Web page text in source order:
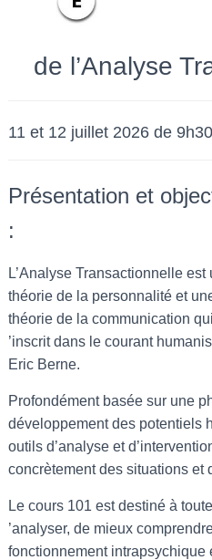
de l’Analyse
11 et 12 juillet 2026 de
Présentation et
:
L’Analyse Transactionnelle est
théorie de la personnalité et
théorie de la communication
’inscrit dans le courant
Eric Berne.
Profondément basée sur une
développement des potentiels
outils d’analyse et
concrètement des situations et
Le cours 101 est destiné à
’analyser, de mieux
fonctionnement intrapsychique